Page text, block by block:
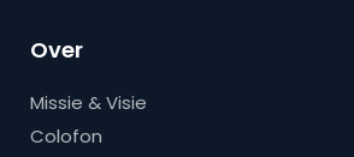
Over
Missie & Visie
Colofon